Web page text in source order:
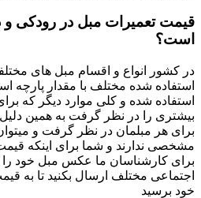
قیمت تعمیرات مبل در رودکی
است؟
در کشور انواع و اقسام مبل های
استفاده شده مختلف با مقدار پارچه
استفاده شده و کلی موارد دیگر که برای
بیشتری را در نظر گرفت به همین دلیل
برای هر مبلمان در نظر گرفت و
مشخصی ندارند و شما برای اینکه قیمت
برای کارشناسان ما عکس مبل خود را
اجتماعی مختلف ارسال بکنید تا به
خود برسید